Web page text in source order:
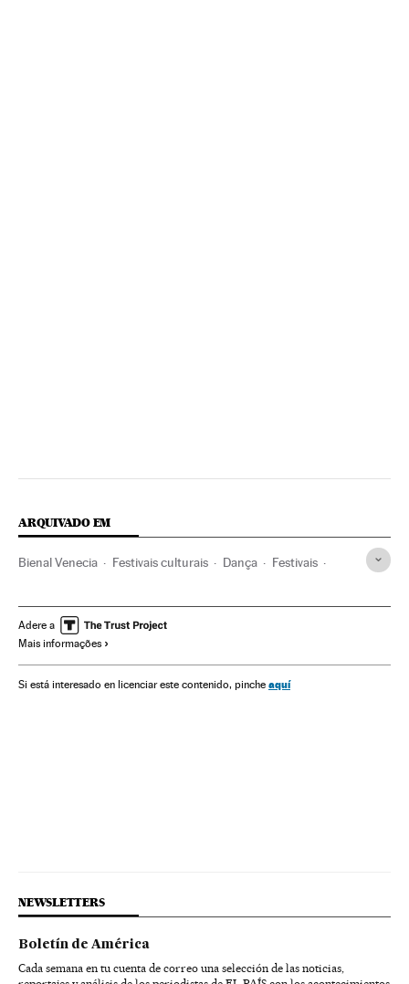
ARQUIVADO EM
Bienal Venecia Festivais culturais Dança Festivais
Arte Espetáculos Cultura
Adere a
Mais informações
Si está interesado en licenciar este contenido, pinche aquí
NEWSLETTERS
Boletín de América
Cada semana en tu cuenta de correo una selección de las noticias,